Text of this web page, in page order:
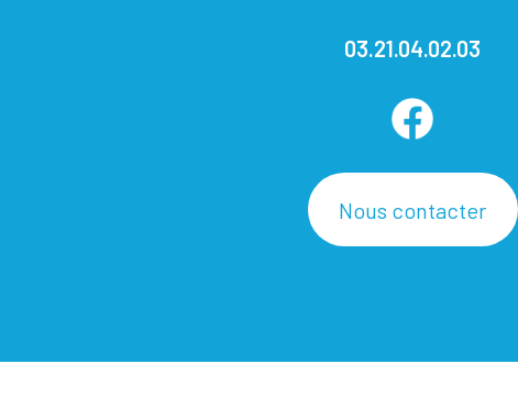
03.21.04.02.03
Nous contacter